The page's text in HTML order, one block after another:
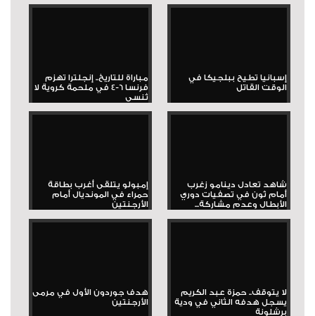
إسبانيا تطيح ببلجيكا في
الوقت القاتل
مباراة للتاريخ.. إنجلترا تهزم
فرنسا 6-4 في ملحمة كروية لا
تُنسى
شاهد تعادل دينامو زغرب
أمام ثون في تصفيات دوري
الأبطال وعدم مشاركة...
إمبولو يتلقى أغرب بطاقة
حمراء في المونديال أمام
الأرجنتين
لا يتوقف.. حمزة عبد الكريم
يسجل هدفه الثاني في ودية
برشلونة
هدف جوردون الأول في مرمى
الأرجنتين